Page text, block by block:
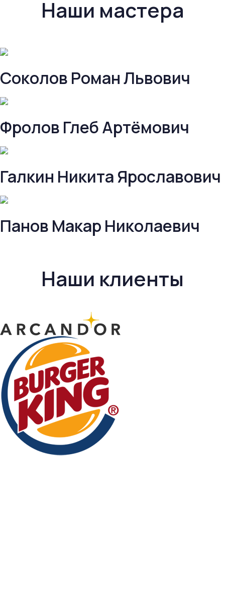
Наши мастера
Соколов Роман Львович
Фролов Глеб Артёмович
Галкин Никита Ярославович
Панов Макар Николаевич
Наши клиенты